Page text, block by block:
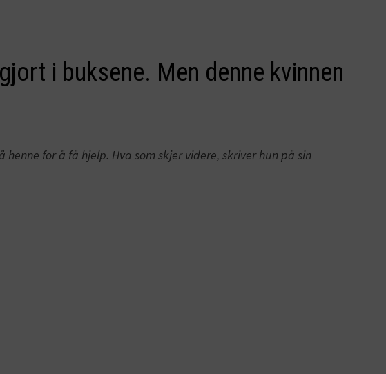
i buksene. Men denne kvinnen
for å få hjelp. Hva som skjer videre, skriver hun på sin